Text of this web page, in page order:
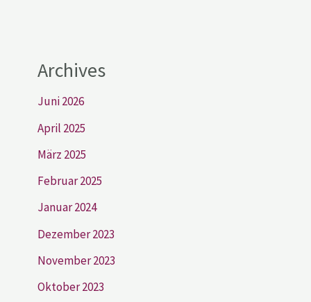
Archives
Juni 2026
April 2025
März 2025
Februar 2025
Januar 2024
Dezember 2023
November 2023
Oktober 2023